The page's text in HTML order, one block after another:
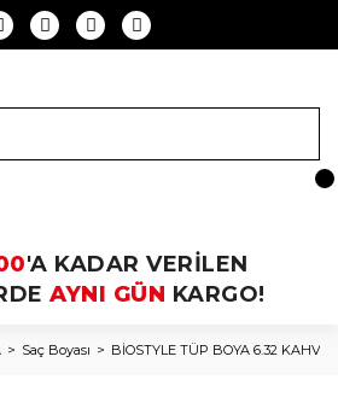
'A KADAR VERİLEN
AYNI GÜN KARGO!
Saç Boyası BİOSTYLE TÜP BOYA 6.32 KAHVE